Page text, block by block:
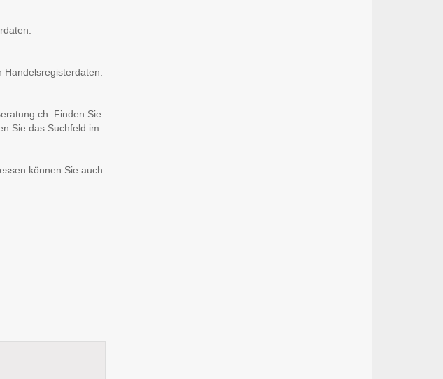
Handelsregisterdaten:
Finden Sie
Sie das Suchfeld im
können Sie auch